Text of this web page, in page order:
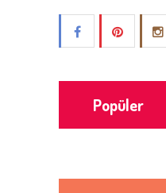
Popüler